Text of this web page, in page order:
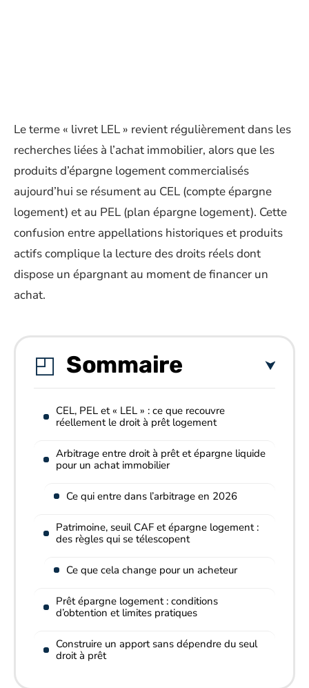
Le terme « livret LEL » revient régulièrement dans les
recherches liées à l’achat immobilier, alors que les
produits d’épargne logement commercialisés
aujourd’hui se résument au CEL (compte épargne
logement) et au PEL (plan épargne logement). Cette
confusion entre appellations historiques et produits
actifs complique la lecture des droits réels dont
dispose un épargnant au moment de financer un
achat.
Sommaire
CEL, PEL et « LEL » : ce que recouvre
réellement le droit à prêt logement
Arbitrage entre droit à prêt et épargne liquide
pour un achat immobilier
Ce qui entre dans l’arbitrage en 2026
Patrimoine, seuil CAF et épargne logement :
des règles qui se télescopent
Ce que cela change pour un acheteur
Prêt épargne logement : conditions
d’obtention et limites pratiques
Construire un apport sans dépendre du seul
droit à prêt